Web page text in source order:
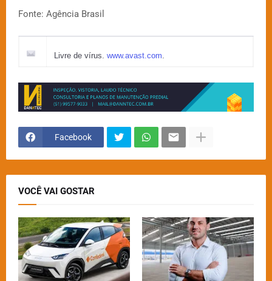
Fonte: Agência Brasil
Livre de vírus. www.avast.com.
Facebook
VOCÊ VAI GOSTAR